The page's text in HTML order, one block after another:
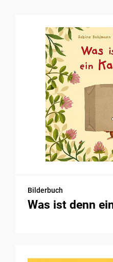
Bilderbuch
Was ist denn